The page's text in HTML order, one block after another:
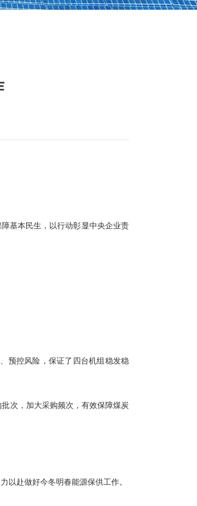
基本民生，以行动彰显中央企业责
预控风险，保证了四台机组稳发稳
次，加大采购频次，有效保障煤炭
以赴做好今冬明春能源保供工作。